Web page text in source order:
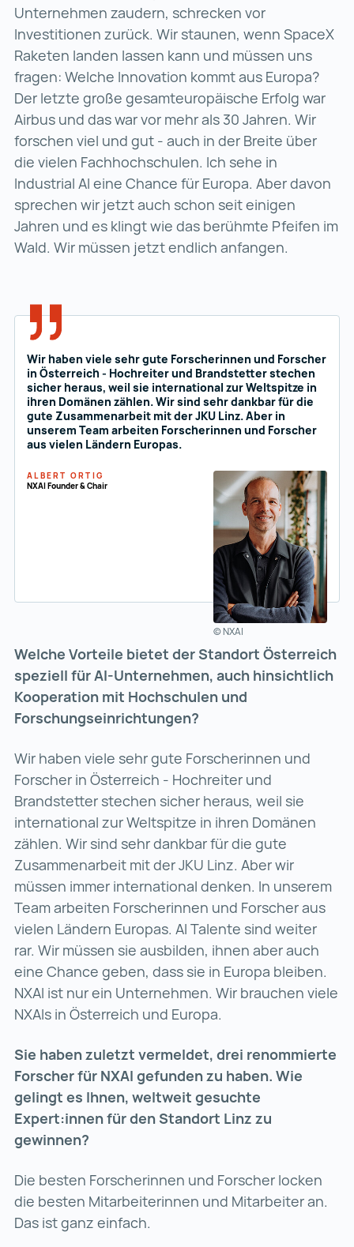
Unternehmen zaudern, schrecken vor
Investitionen zurück. Wir staunen, wenn SpaceX
Raketen landen lassen kann und müssen uns
fragen: Welche Innovation kommt aus Europa?
Der letzte große gesamteuropäische Erfolg war
Airbus und das war vor mehr als 30 Jahren. Wir
forschen viel und gut - auch in der Breite über
die vielen Fachhochschulen. Ich sehe in
Industrial AI eine Chance für Europa. Aber davon
sprechen wir jetzt auch schon seit einigen
Jahren und es klingt wie das berühmte Pfeifen im
Wald. Wir müssen jetzt endlich anfangen.
Wir haben viele sehr gute Forscherinnen und Forscher
in Österreich - Hochreiter und Brandstetter stechen
sicher heraus, weil sie international zur Weltspitze in
ihren Domänen zählen. Wir sind sehr dankbar für die
gute Zusammenarbeit mit der JKU Linz. Aber in
unserem Team arbeiten Forscherinnen und Forscher
aus vielen Ländern Europas.
ALBERT ORTIG
NXAI Founder & Chair
© NXAI
Welche Vorteile bietet der Standort Österreich
speziell für AI-Unternehmen, auch hinsichtlich
Kooperation mit Hochschulen und
Forschungseinrichtungen?
Wir haben viele sehr gute Forscherinnen und
Forscher in Österreich - Hochreiter und
Brandstetter stechen sicher heraus, weil sie
international zur Weltspitze in ihren Domänen
zählen. Wir sind sehr dankbar für die gute
Zusammenarbeit mit der JKU Linz. Aber wir
müssen immer international denken. In unserem
Team arbeiten Forscherinnen und Forscher aus
vielen Ländern Europas. AI Talente sind weiter
rar. Wir müssen sie ausbilden, ihnen aber auch
eine Chance geben, dass sie in Europa bleiben.
NXAI ist nur ein Unternehmen. Wir brauchen viele
NXAIs in Österreich und Europa.
Sie haben zuletzt vermeldet, drei renommierte
Forscher für NXAI gefunden zu haben. Wie
gelingt es Ihnen, weltweit gesuchte
Expert:innen für den Standort Linz zu
gewinnen?
Die besten Forscherinnen und Forscher locken
die besten Mitarbeiterinnen und Mitarbeiter an.
Das ist ganz einfach.